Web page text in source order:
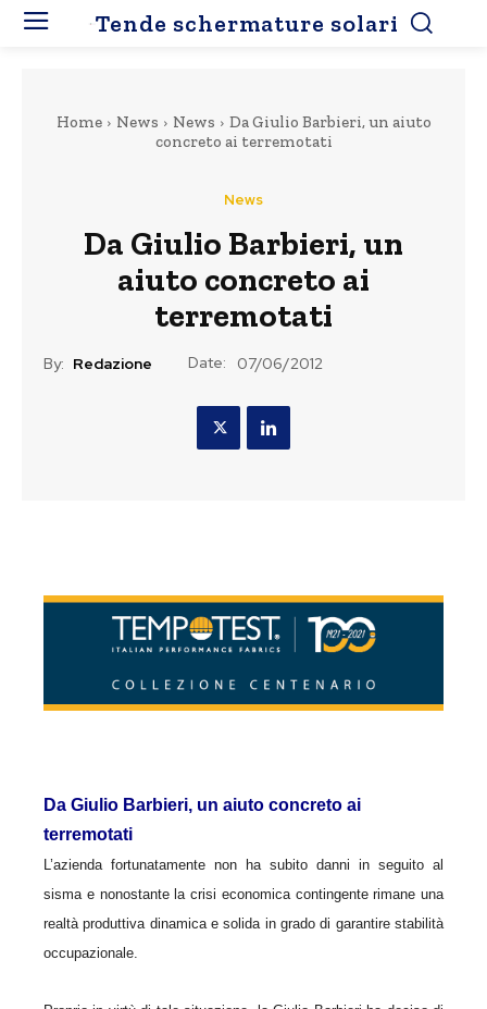
Tende schermature solari
Home News News
Da Giulio Barbieri, un aiuto
concreto ai terremotati
News
Da Giulio Barbieri, un
aiuto concreto ai
terremotati
By: Redazione Date: 07/06/2012
Da Giulio Barbieri, un aiuto concreto ai
terremotati
L’azienda fortunatamente non ha subito danni in seguito al
sisma e nonostante la crisi economica contingente rimane una
realtà produttiva dinamica e solida in grado di garantire stabilità
occupazionale.